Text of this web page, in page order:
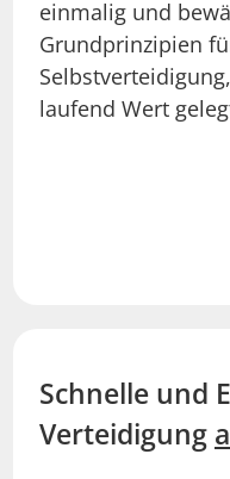
einmalig und
Grundprinzipien
laufend Wert
Schnelle und
Verteidigung